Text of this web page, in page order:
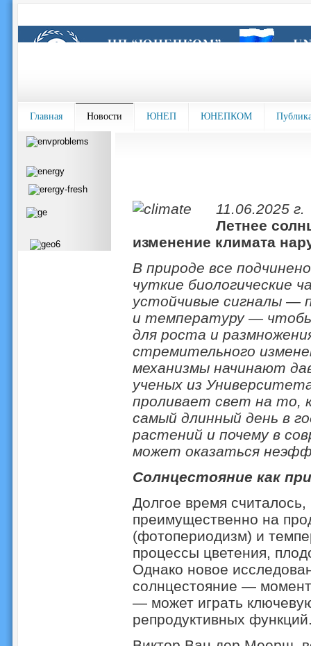
Главная Новости ЮНЕП ЮНЕПКОМ
11.06.2025 г.
Летнее
изменение климата
В природе все
чуткие биологические
устойчивые сигналы —
и температуру —
для роста и
стремительного
механизмы начинают
ученых из
проливает свет на то,
самый длинный день в
растений и почему в
может оказаться
Солнцестояние как
Долгое время
преимущественно на
(фотопериодизм) и
процессы цветения,
Однако новое
солнцестояние —
— может играть
репродуктивных